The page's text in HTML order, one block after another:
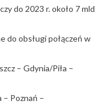
do 2023 r. około 7 mld
do obsługi połączeń w
– Gdynia/Piła –
– Poznań –